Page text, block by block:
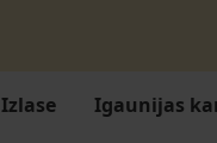
Izlase Igaunijas